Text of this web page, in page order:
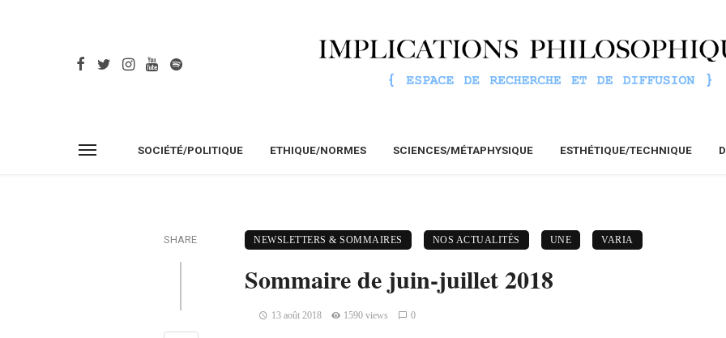
SOCIÉTÉ/POLITIQUE ETHIQUE/NORMES SCIENCES/MÉTAPHYSIQUE ESTHÉTIQUE/TECHNIQUE
SHARE NEWSLETTERS & SOMMAIRES NOS ACTUALITÉS UNE VARIA
Sommaire de juin-juillet 2018
13 août 2018 1590 views 0